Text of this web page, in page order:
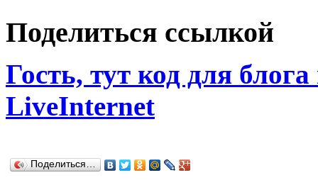
Поделиться ссылкой
Гость, тут код для
LiveInternet
Поделиться…